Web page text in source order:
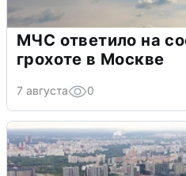
МЧС ответило на
грохоте в Москве
7 августа 0